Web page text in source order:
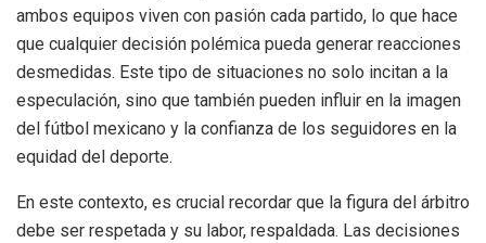
ambos equipos viven con pasión cada partido, lo que hace
que cualquier decisión polémica pueda generar reacciones
desmedidas. Este tipo de situaciones no solo incitan a la
especulación, sino que también pueden influir en la imagen
del fútbol mexicano y la confianza de los seguidores en la
equidad del deporte.
En este contexto, es crucial recordar que la figura del árbitro
debe ser respetada y su labor, respaldada. Las decisiones